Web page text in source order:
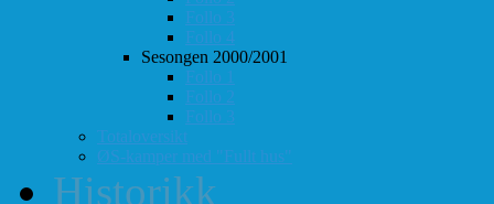
Follo 3
Follo 4
Sesongen 2000/2001
Follo 1
Follo 2
Follo 3
Totaloversikt
ØS-kamper med "Fullt hus"
Historikk